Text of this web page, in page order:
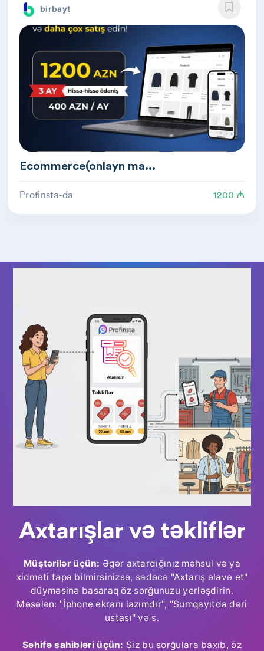
birbayt
Ecommerce(onlayn ma...
Profinsta-da 1200 ₼
Axtarışlar və təkliflər
Müştərilər üçün: Əgər axtardığınız məhsul və ya
xidməti tapa bilmirsinizsə, sadəcə "Axtarış əlavə et"
düyməsinə basaraq öz sorğunuzu yerləşdirin.
Məsələn: "İphone ekranı lazımdır", "Sumqayıtda dəri
ustası" və s.
Səhifə sahibləri üçün: Siz bu sorğulara baxıb, öz